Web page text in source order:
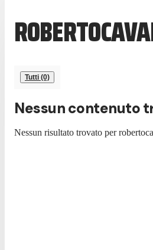
Tutti (0)
Nessun contenuto
Nessun risultato trovato per